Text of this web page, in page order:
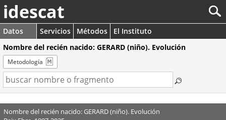
idescat
Datos Servicios Métodos
El Instituto
Nombre del recién nacido: GERARD (niño). Evolución
Metodología
Nombre del recién nacido: GERARD (niño). Evolución